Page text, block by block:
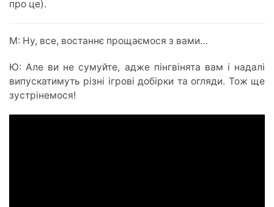
про це).
М: Ну, все, востаннє прощаємося з вами…
Ю: Але ви не сумуйте, адже пінгвінята вам і надалі
випускатимуть різні ігрові добірки та огляди. Тож ще
зустрінемося!